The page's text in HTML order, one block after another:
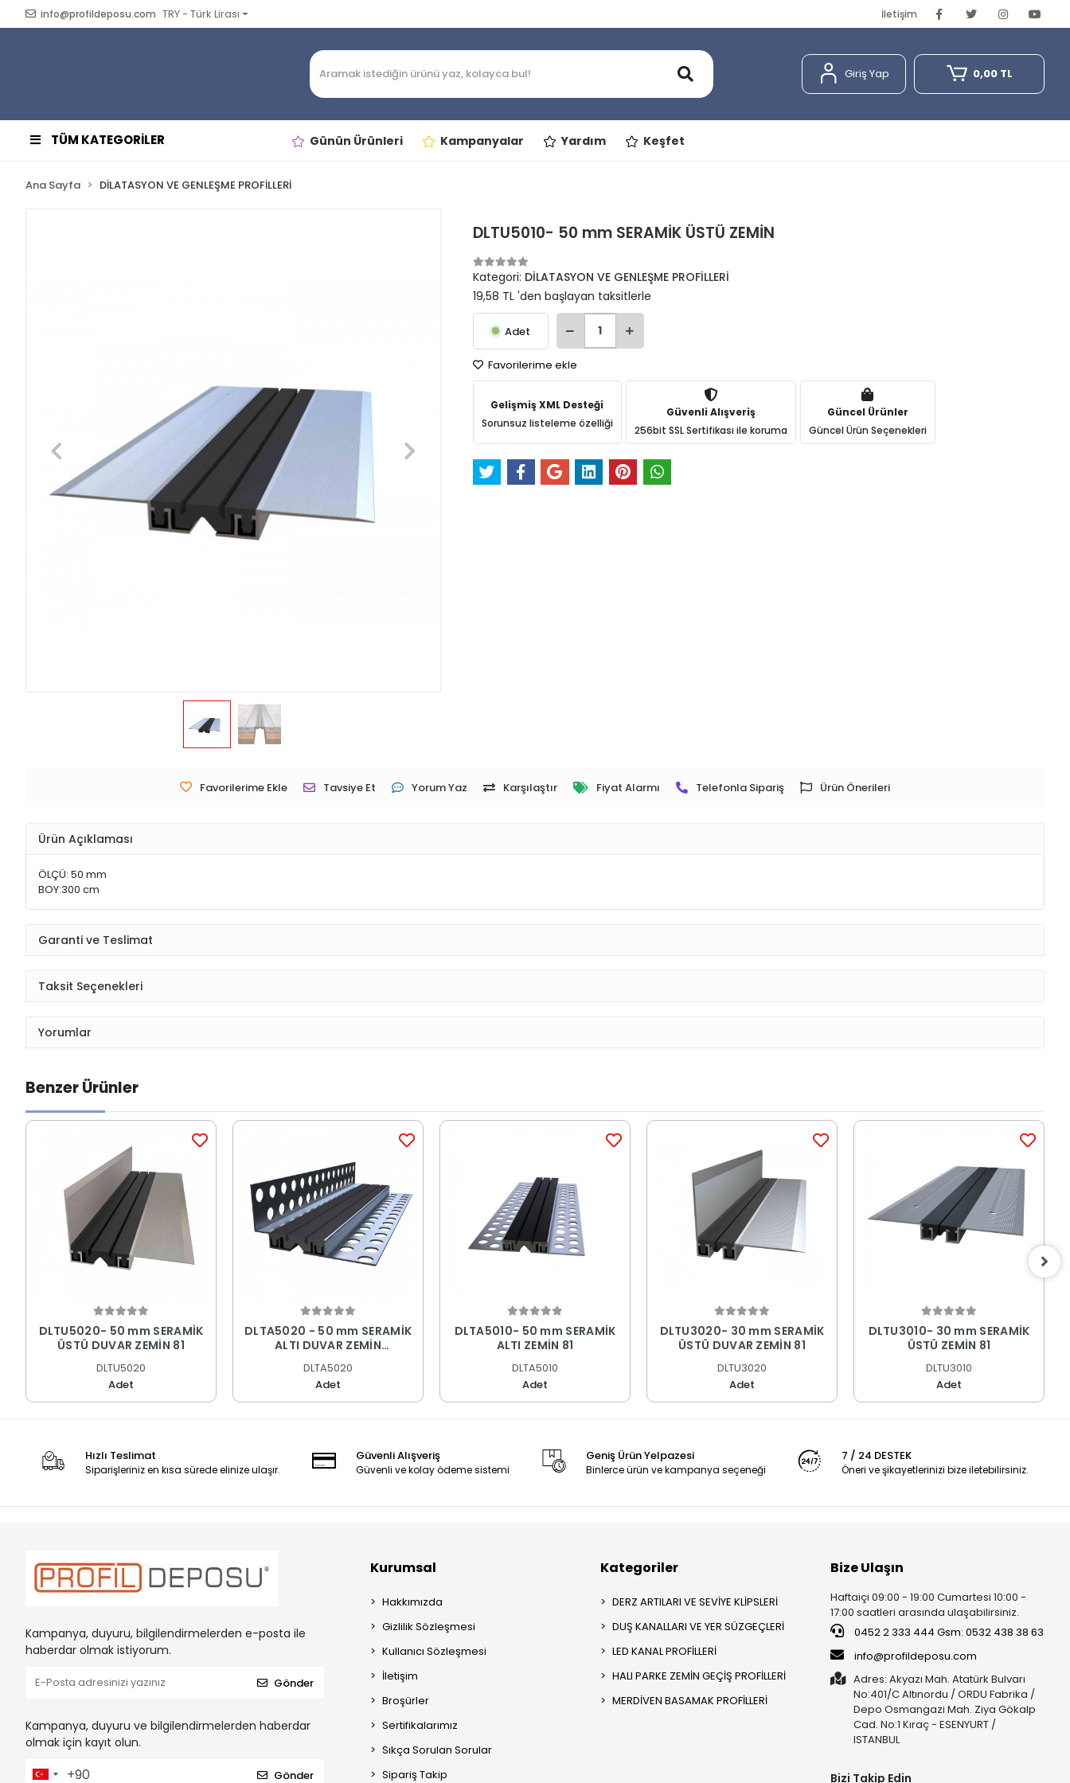
info@profildeposu.com TRY - Türk Lirası İletişim
Giriş Yap 0,00 TL
TÜM KATEGORİLER Günün Ürünleri Kampanyalar Yardım Keşfet
Ana Sayfa DİLATASYON VE GENLEŞME PROFİLLERİ
DLTU5010- 50 mm SERAMİK ÜSTÜ ZEMİN
Kategori: DİLATASYON VE GENLEŞME PROFİLLERİ
19,58 TL 'den başlayan taksitlerle
Adet
Favorilerime ekle
Gelişmiş XML Desteği
Sorunsuz listeleme özelliği
Güvenli Alışveriş
256bit SSL Sertifikası ile koruma
Güncel Ürünler
Güncel Ürün Seçenekleri
Favorilerime Ekle Tavsiye Et Yorum Yaz Karşılaştır Fiyat Alarmı Telefonla Sipariş Ürün Önerileri
Ürün Açıklaması
ÖLÇÜ: 50 mm
BOY:300 cm
Garanti ve Teslimat
Taksit Seçenekleri
Yorumlar
Benzer Ürünler
DLTU5020- 50 mm SERAMİK
ÜSTÜ DUVAR ZEMİN 81
DLTU5020
Adet
DLTA5020 - 50 mm SERAMİK
ALTI DUVAR ZEMİN
DLTA5020
Adet
DLTA5010- 50 mm SERAMİK
ALTI ZEMİN 81
DLTA5010
Adet
DLTU3020- 30 mm SERAMİK
ÜSTÜ DUVAR ZEMİN 81
DLTU3020
Adet
DLTU3010- 30 mm SERAMİK
ÜSTÜ ZEMİN 81
DLTU3010
Adet
Hızlı Teslimat
Siparişleriniz en kısa sürede elinize ulaşır.
Güvenli Alışveriş
Güvenli ve kolay ödeme sistemi
Geniş Ürün Yelpazesi
Binlerce ürün ve kampanya seçeneği
7 / 24 DESTEK
Öneri ve şikayetlerinizi bize iletebilirsiniz.
Kampanya, duyuru, bilgilendirmelerden e-posta ile
haberdar olmak istiyorum.
Gönder
Kampanya, duyuru ve bilgilendirmelerden haberdar
olmak için kayıt olun.
Gönder
Kurumsal
Hakkımızda
Gizlilik Sözleşmesi
Kullanıcı Sözleşmesi
İletişim
Broşürler
Sertifikalarımız
Sıkça Sorulan Sorular
Sipariş Takip
Kategoriler
DERZ ARTILARI VE SEVİYE KLİPSLERİ
DUŞ KANALLARI VE YER SÜZGEÇLERİ
LED KANAL PROFİLLERİ
HALI PARKE ZEMİN GEÇİŞ PROFİLLERİ
MERDİVEN BASAMAK PROFİLLERİ
Bize Ulaşın
Haftaiçi 09:00 - 19:00 Cumartesi 10:00 -
17:00 saatleri arasında ulaşabilirsiniz.
0452 2 333 444 Gsm: 0532 438 38 63
info@profildeposu.com
Adres: Akyazı Mah. Atatürk Bulvarı
No:401/C Altınordu / ORDU Fabrika /
Depo Osmangazi Mah. Ziya Gökalp
Cad. No:1 Kıraç - ESENYURT /
ISTANBUL
Bizi Takip Edin